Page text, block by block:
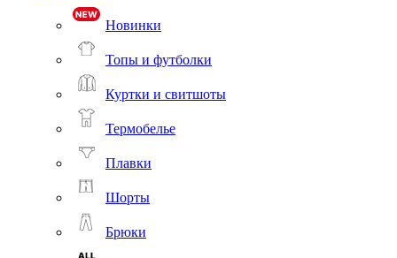
Новинки
Топы и футболки
Куртки и свитшоты
Термобелье
Плавки
Шорты
Брюки